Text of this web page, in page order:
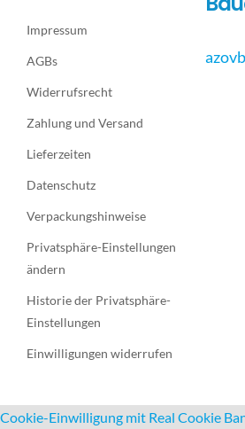
Impressum
AGBs
Widerrufsrecht
Zahlung und Versand
Lieferzeiten
Datenschutz
Verpackungshinweise
Privatsphäre-Einstellungen
ändern
Historie der Privatsphäre-
Einstellungen
Einwilligungen widerrufen
Cookie-Einwilligung mit Real Cookie